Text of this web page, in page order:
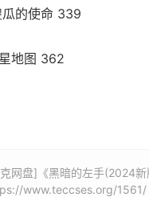
的使命 339
地图 362
网盘]《黑暗的左手(2024新
www.teccses.org/1561/